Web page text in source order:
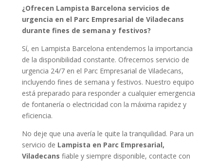
¿Ofrecen Lampista Barcelona servicios de
urgencia en el Parc Empresarial de Viladecans
durante fines de semana y festivos?
Sí, en Lampista Barcelona entendemos la importancia
de la disponibilidad constante. Ofrecemos servicio de
urgencia 24/7 en el Parc Empresarial de Viladecans,
incluyendo fines de semana y festivos. Nuestro equipo
está preparado para responder a cualquier emergencia
de fontanería o electricidad con la máxima rapidez y
eficiencia.
No deje que una avería le quite la tranquilidad. Para un
servicio de Lampista en Parc Empresarial,
Viladecans fiable y siempre disponible, contacte con